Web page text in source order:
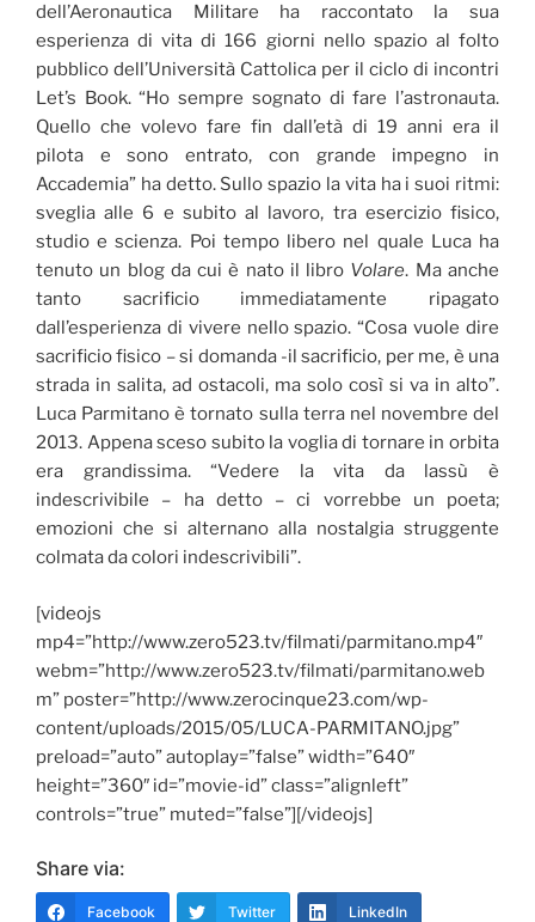
dell’Aeronautica Militare ha raccontato la sua
esperienza di vita di 166 giorni nello spazio al folto
pubblico dell’Università Cattolica per il ciclo di incontri
Let’s Book. “Ho sempre sognato di fare l’astronauta.
Quello che volevo fare fin dall’età di 19 anni era il
pilota e sono entrato, con grande impegno in
Accademia” ha detto. Sullo spazio la vita ha i suoi ritmi:
sveglia alle 6 e subito al lavoro, tra esercizio fisico,
studio e scienza. Poi tempo libero nel quale Luca ha
tenuto un blog da cui è nato il libro Volare. Ma anche
tanto sacrificio immediatamente ripagato
dall’esperienza di vivere nello spazio. “Cosa vuole dire
sacrificio fisico – si domanda -il sacrificio, per me, è una
strada in salita, ad ostacoli, ma solo così si va in alto”.
Luca Parmitano è tornato sulla terra nel novembre del
2013. Appena sceso subito la voglia di tornare in orbita
era grandissima. “Vedere la vita da lassù è
indescrivibile – ha detto – ci vorrebbe un poeta;
emozioni che si alternano alla nostalgia struggente
colmata da colori indescrivibili”.
[videojs
mp4=”http://www.zero523.tv/filmati/parmitano.mp4″
webm=”http://www.zero523.tv/filmati/parmitano.web
m” poster=”http://www.zerocinque23.com/wp-
content/uploads/2015/05/LUCA-PARMITANO.jpg”
preload=”auto” autoplay=”false” width=”640″
height=”360″ id=”movie-id” class=”alignleft”
controls=”true” muted=”false”][/videojs]
Share via:
Facebook Twitter LinkedIn